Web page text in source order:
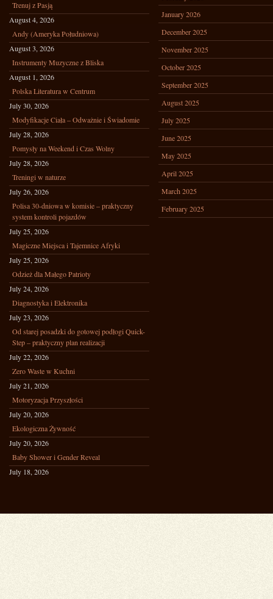
Trenuj z Pasją
August 4, 2026
Andy (Ameryka Południowa)
August 3, 2026
Instrumenty Muzyczne z Bliska
August 1, 2026
Polska Literatura w Centrum
July 30, 2026
Modyfikacje Ciała – Odważnie i Świadomie
July 28, 2026
Pomysły na Weekend i Czas Wolny
July 28, 2026
Treningi w naturze
July 26, 2026
Polisa 30-dniowa w komisie – praktyczny
system kontroli pojazdów
July 25, 2026
Magiczne Miejsca i Tajemnice Afryki
July 25, 2026
Odzież dla Małego Patrioty
July 24, 2026
Diagnostyka i Elektronika
July 23, 2026
Od starej posadzki do gotowej podłogi Quick-
Step – praktyczny plan realizacji
July 22, 2026
Zero Waste w Kuchni
July 21, 2026
Motoryzacja Przyszłości
July 20, 2026
Ekologiczna Żywność
July 20, 2026
Baby Shower i Gender Reveal
July 18, 2026
January 2026
December 2025
November 2025
October 2025
September 2025
August 2025
July 2025
June 2025
May 2025
April 2025
March 2025
February 2025